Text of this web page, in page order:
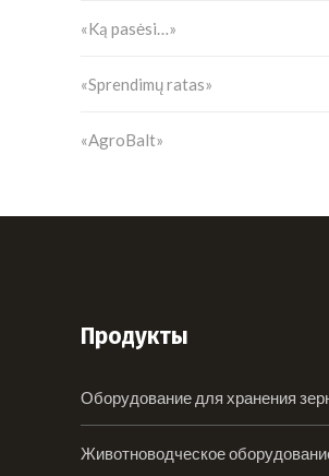
«Ką pasėsi…»
«Sprendimų ratas»
«AgroBalt»
Продукты
Оборудование для хранения
Животноводческое